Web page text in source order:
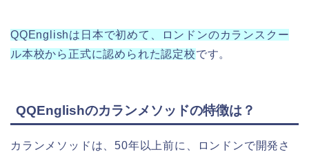
QQEnglishは日本で初めて、ロンドンのカランスクー
ル本校から正式に認められた認定校です。
QQEnglishのカランメソッドの特徴は？
カランメソッドは、50年以上前に、ロンドンで開発さ